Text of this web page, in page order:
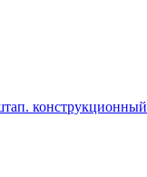
конструкционный